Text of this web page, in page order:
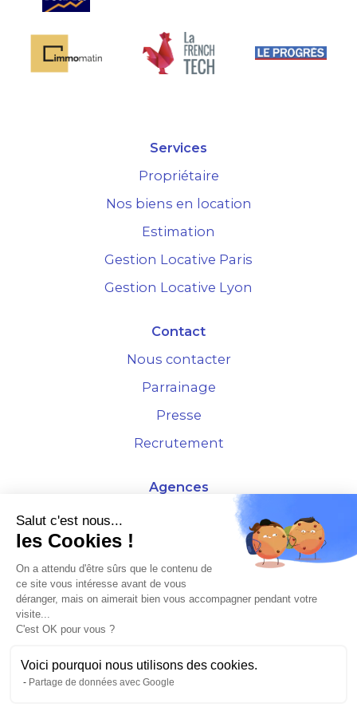
Services
Propriétaire
Nos biens en location
Estimation
Gestion Locative Paris
Gestion Locative Lyon
Contact
Nous contacter
Parrainage
Presse
Recrutement
Agences
4 Rue de la Bourse - 69001 Lyon
10 rue d'Austerlitz - 75012 Paris
À L'HORIZON 2025
Salut c'est nous...
les Cookies !
On a attendu d'être sûrs que le contenu de
ce site vous intéresse avant de vous
déranger, mais on aimerait bien vous accompagner pendant votre
visite...
C'est OK pour vous ?
Voici pourquoi nous utilisons des cookies.
Partage de données avec Google